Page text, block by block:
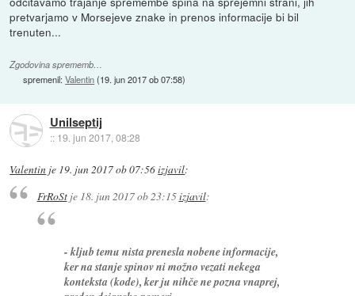
pretvarjamo v Morsejeve znake in prenos informacije bi bil
trenuten...
Zgodovina sprememb…
spremenil:Valentin(19. jun 2017 ob 07:58)
Unilseptij
:: 19. jun 2017, 08:28
Valentin je 19. jun 2017 ob 07:56izjavil:
FrRoStje 18. jun 2017 ob 23:15izjavil:
- kljub temu nista prenesla nobene informacije,
ker na stanje spinov ni možno vezati nekega
konteksta (kode), ker ju nihče ne pozna vnaprej,